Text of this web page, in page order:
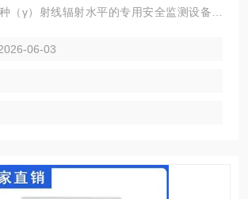
（γ）射线辐射水平的专用安全监测设备，
中的γ射线剂量率数据，当辐射剂量超过预
遭受超剂量电离辐射伤害，是辐射安全防护
设备。
06-03